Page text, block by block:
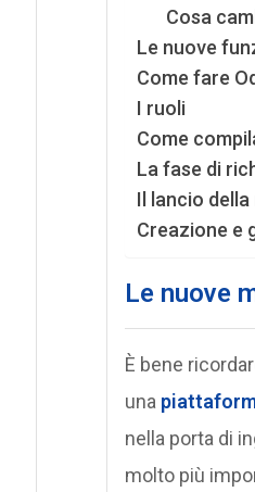
Cosa
Le nuove
Come fare
I ruoli
Come
La fase di
Il lancio
Creazione e
Le nuove
È bene
una
nella porta di
molto più